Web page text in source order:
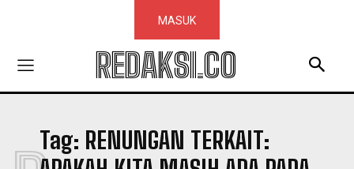
MASUK
REDAKSI.CO
Tag: RENUNGAN TERKAIT: